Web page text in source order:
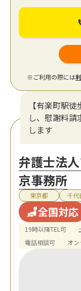
※ご利用の際には
【有楽町駅
し、慰謝料
します
弁護士法
京事務所
東京都 千代
全国対応
19時以降TEL可
電話相談可
オ